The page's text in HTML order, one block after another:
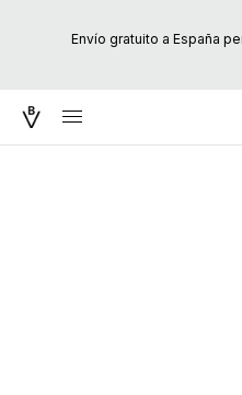
Envío gratuito a España
Search